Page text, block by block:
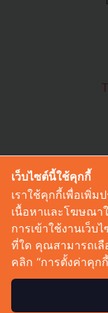
เว็บไซต์นี้ใช้คุกกี้
เราใช้คุกกี้เพื่อเพิ่
เนื้อหาและโฆษณา
การเข้าใช้งานเว็บ
ที่ใด คุณสามารถเลื
คลิก “การตั้งค่าคุก